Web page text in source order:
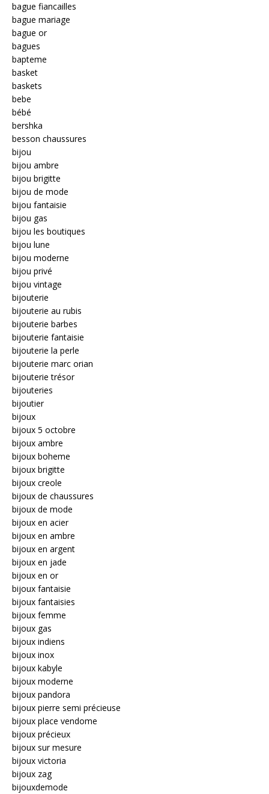
bague fiancailles
bague mariage
bague or
bagues
bapteme
basket
baskets
bebe
bébé
bershka
besson chaussures
bijou
bijou ambre
bijou brigitte
bijou de mode
bijou fantaisie
bijou gas
bijou les boutiques
bijou lune
bijou moderne
bijou privé
bijou vintage
bijouterie
bijouterie au rubis
bijouterie barbes
bijouterie fantaisie
bijouterie la perle
bijouterie marc orian
bijouterie trésor
bijouteries
bijoutier
bijoux
bijoux 5 octobre
bijoux ambre
bijoux boheme
bijoux brigitte
bijoux creole
bijoux de chaussures
bijoux de mode
bijoux en acier
bijoux en ambre
bijoux en argent
bijoux en jade
bijoux en or
bijoux fantaisie
bijoux fantaisies
bijoux femme
bijoux gas
bijoux indiens
bijoux inox
bijoux kabyle
bijoux moderne
bijoux pandora
bijoux pierre semi précieuse
bijoux place vendome
bijoux précieux
bijoux sur mesure
bijoux victoria
bijoux zag
bijouxdemode